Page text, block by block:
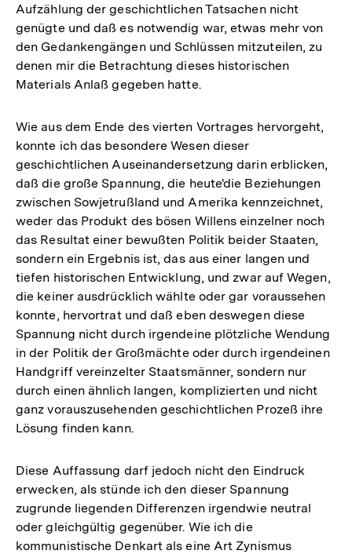
Aufzählung der geschichtlichen Tatsachen nicht
genügte und daß es notwendig war, etwas mehr von
den Gedankengängen und Schlüssen mitzuteilen, zu
denen mir die Betrachtung dieses historischen
Materials Anlaß gegeben hatte.
Wie aus dem Ende des vierten Vortrages hervorgeht,
konnte ich das besondere Wesen dieser
geschichtlichen Auseinandersetzung darin erblicken,
daß die große Spannung, die heute'die Beziehungen
zwischen Sowjetrußland und Amerika kennzeichnet,
weder das Produkt des bösen Willens einzelner noch
das Resultat einer bewußten Politik beider Staaten,
sondern ein Ergebnis ist, das aus einer langen und
tiefen historischen Entwicklung, und zwar auf Wegen,
die keiner ausdrücklich wählte oder gar voraussehen
konnte, hervortrat und daß eben deswegen diese
Spannung nicht durch irgendeine plötzliche Wendung
in der Politik der Großmächte oder durch irgendeinen
Handgriff vereinzelter Staatsmänner, sondern nur
durch einen ähnlich langen, komplizierten und nicht
ganz vorauszusehenden geschichtlichen Prozeß ihre
Lösung finden kann.
Diese Auffassung darf jedoch nicht den Eindruck
erwecken, als stünde ich den dieser Spannung
zugrunde liegenden Differenzen irgendwie neutral
oder gleichgültig gegenüber. Wie ich die
kommunistische Denkart als eine Art Zynismus